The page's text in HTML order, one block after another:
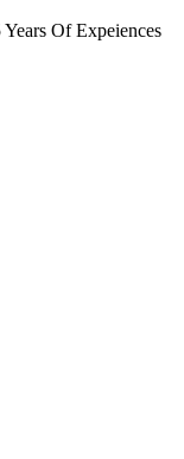
Of Expeiences